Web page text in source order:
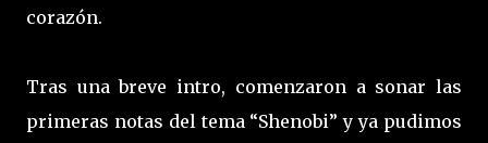
corazón.
Tras una breve intro, comenzaron a sonar las
primeras notas del tema “Shenobi” y ya pudimos